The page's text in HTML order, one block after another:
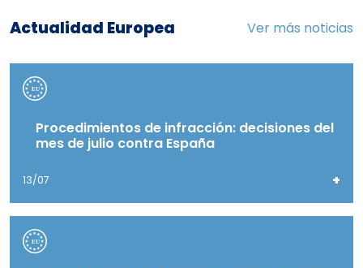
Actualidad Europea Ver más noticias
Procedimientos de infracción: decisiones del
mes de julio contra España
13/07 +